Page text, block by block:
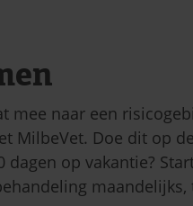
mee naar een
MilbeVet. Doe dit op
op vakantie?
maandelijks,